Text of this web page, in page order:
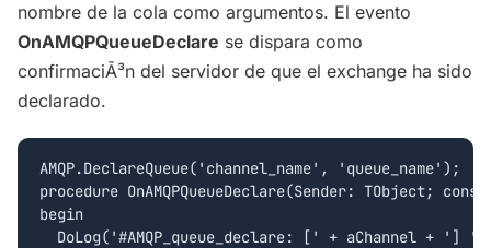
nombre de la cola como argumentos. El evento
OnAMQPQueueDeclare se dispara como
confirmaciÃ³n del servidor de que el exchange ha sido
declarado.
AMQP.DeclareQueue('channel_name', 'queue_name');
procedure OnAMQPQueueDeclare(Sender: TObject;
begin
DoLog('#AMQP_queue_declare: [' + aChannel + '] '